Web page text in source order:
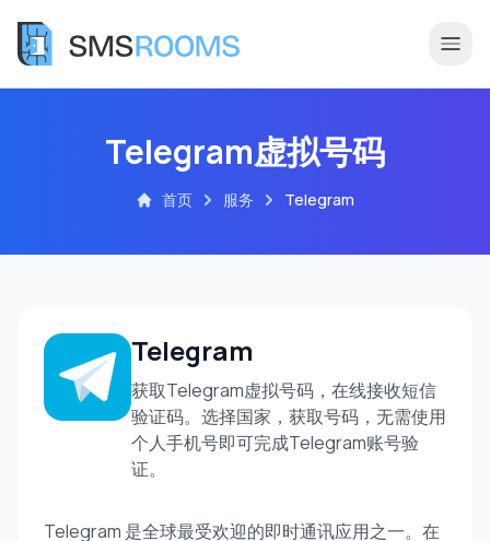
Telegram虚拟号码
首页 服务 Telegram
Telegram
获取Telegram虚拟号码，在线接收短信
验证码。选择国家，获取号码，无需使用
个人手机号即可完成Telegram账号验
证。
Telegram 是全球最受欢迎的即时通讯应用之一。在